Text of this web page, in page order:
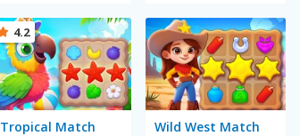
Tropical Match
4.2
Wild West Match